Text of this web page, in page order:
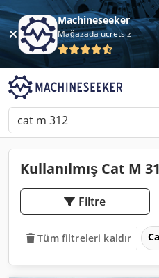
Machineseeker
Mağazada ücretsiz
Kullanılmış Cat M
Filtre
Tüm filtreleri kaldır